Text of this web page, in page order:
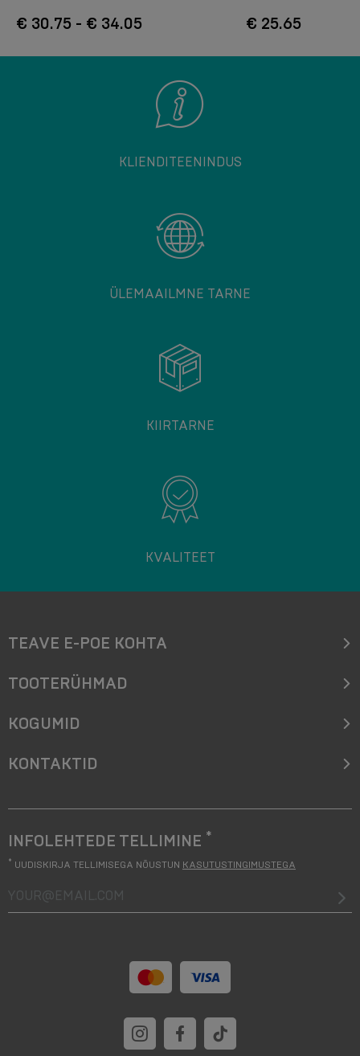
€ 30.75 - € 34.05 € 25.65
KLIENDITEENINDUS
ÜLEMAAILMNE TARNE
KIIRTARNE
KVALITEET
TEAVE E-POE KOHTA
TOOTERÜHMAD
KOGUMID
KONTAKTID
INFOLEHTEDE TELLIMINE *
* UUDISKIRJA TELLIMISEGA NÕUSTUN KASUTUSTINGIMUSTEGA
your@email.com